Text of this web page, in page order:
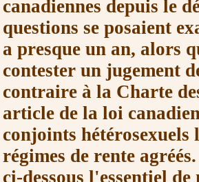
canadiennes depuis le
questions se posaient
a presque un an, alors
contester un jugement
contraire à la Charte
article de la loi
conjoints hétérosexuels
régimes de rente
ci-dessous l'essentiel